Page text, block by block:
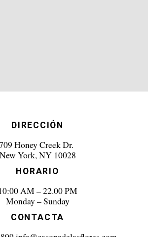
DIRECCIÓN
Honey Creek Dr.
New York, NY 10028
HORARIO
AM – 22.00 PM
Monday – Sunday
CONTACTA